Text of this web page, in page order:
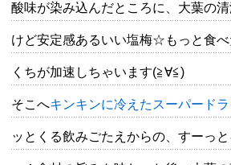
酸味が染み込んだところに、大葉の
けど安定感あるいい塩梅☆もっと食べ
くちが加速しちゃいます(≧∀≦)
そこへキンキンに冷えたスーパードラ
ッとくる飲みごたえからの、すーっ